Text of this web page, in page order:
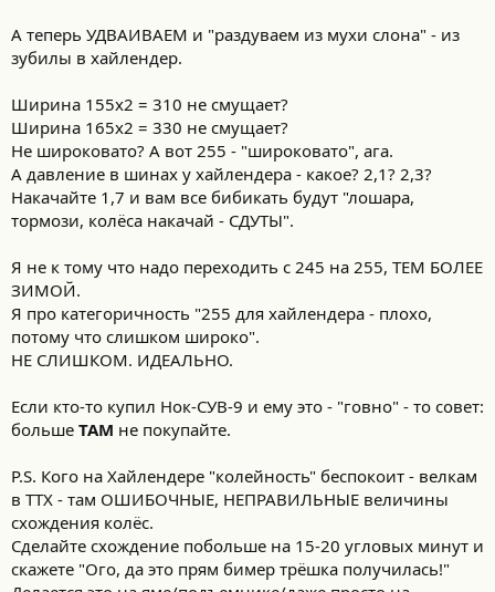
А теперь УДВАИВАЕМ и "раздуваем из мухи слона" - из
зубилы в хайлендер.
Ширина 155х2 = 310 не смущает?
Ширина 165х2 = 330 не смущает?
Не широковато? А вот 255 - "широковато", ага.
А давление в шинах у хайлендера - какое? 2,1? 2,3?
Накачайте 1,7 и вам все бибикать будут "лошара,
тормози, колёса накачай - СДУТЫ".
Я не к тому что надо переходить с 245 на 255, ТЕМ БОЛЕЕ
ЗИМОЙ.
Я про категоричность "255 для хайлендера - плохо,
потому что слишком широко".
НЕ СЛИШКОМ. ИДЕАЛЬНО.
Если кто-то купил Нок-СУВ-9 и ему это - "говно" - то совет:
больше ТАМ не покупайте.
P.S. Кого на Хайлендере "колейность" беспокоит - велкам
в ТТХ - там ОШИБОЧНЫЕ, НЕПРАВИЛЬНЫЕ величины
схождения колёс.
Сделайте схождение побольше на 15-20 угловых минут и
скажете "Ого, да это прям бимер трёшка получилась!"